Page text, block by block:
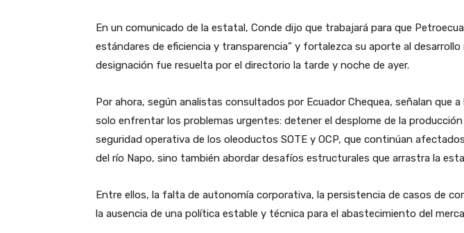
En un comunicado de la estatal, Conde dijo que trabajará para que
estándares de eficiencia y transparencia” y fortalezca su aporte al desarrollo
designación fue resuelta por el directorio la tarde y noche de ayer.
Por ahora, según analistas consultados por Ecuador Chequea, señalan que
solo enfrentar los problemas urgentes: detener el desplome de la
seguridad operativa de los oleoductos SOTE y OCP, que continúan
del río Napo, sino también abordar desafíos estructurales que arrastra la
Entre ellos, la falta de autonomía corporativa, la persistencia de casos de
la ausencia de una política estable y técnica para el abastecimiento del